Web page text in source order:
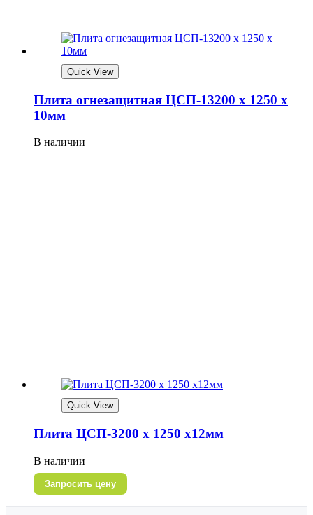
Quick View
Плита огнезащитная ЦСП-13200 х 1250 х
10мм
В наличии
Quick View
Плита ЦСП-3200 х 1250 х12мм
В наличии
Запросить цену